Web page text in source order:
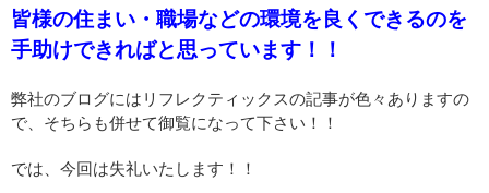
皆様の住まい・職場などの環境を良くできるのを
手助けできればと思っています！！
弊社のブログにはリフレクティックスの記事が色々ありますの
で、そちらも併せて御覧になって下さい！！
では、今回は失礼いたします！！